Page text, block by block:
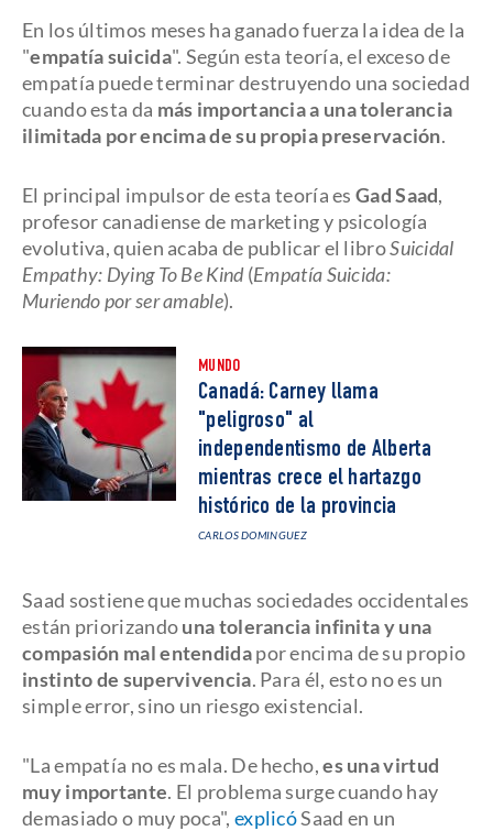
En los últimos meses ha ganado fuerza la idea de la
"empatía suicida". Según esta teoría, el exceso de
empatía puede terminar destruyendo una sociedad
cuando esta da más importancia a una tolerancia
ilimitada por encima de su propia preservación.
El principal impulsor de esta teoría es Gad Saad,
profesor canadiense de marketing y psicología
evolutiva, quien acaba de publicar el libroSuicidal
Empathy: Dying To Be Kind(Empatía Suicida:
Muriendo por ser amable).
MUNDO
Canadá: Carney llama
"peligroso" al
independentismo de Alberta
mientras crece el hartazgo
histórico de la provincia
CARLOS DOMINGUEZ
Saad sostiene que muchas sociedades occidentales
están priorizandouna tolerancia infinita y una
compasión mal entendidapor encima de su propio
instinto de supervivencia. Para él, esto no es un
simple error, sino un riesgo existencial.
"La empatía no es mala. De hecho,es una virtud
muy importante. El problema surge cuando hay
demasiado o muy poca", explicóSaad en un